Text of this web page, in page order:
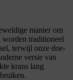
manier om
worden traditioneel
terwijl onze doe-
versie van
krans lang